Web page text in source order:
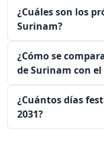
¿Cuáles son los
Surinam?
¿Cómo se
de Surinam con el
¿Cuántos días
2031?